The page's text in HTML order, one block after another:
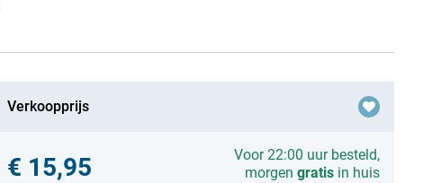
Verkoopprijs
€ 15,95
Voor 22:00 uur besteld,
morgen gratisin huis